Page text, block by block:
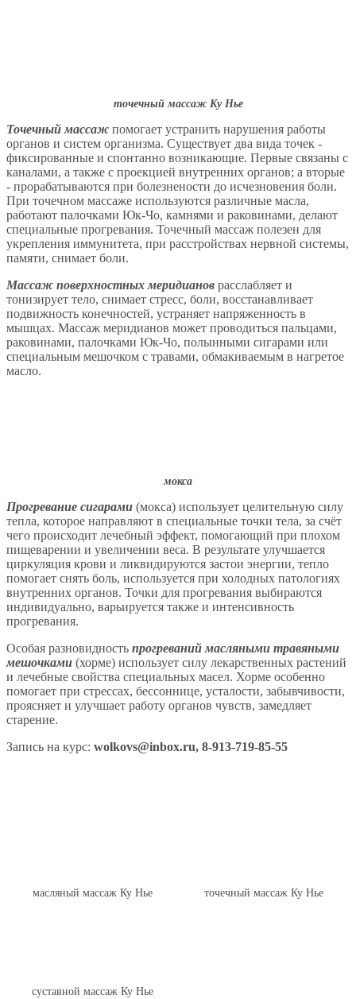
точечный массаж Ку Нье
Точечный массаж помогает устранить нарушения работы
органов и систем организма. Существует два вида точек -
фиксированные и спонтанно возникающие. Первые связаны с
каналами, а также с проекцией внутренних органов; а вторые
- прорабатываются при болезнености до исчезновения боли.
При точечном массаже используются различные масла,
работают палочками Юк-Чо, камнями и раковинами, делают
специальные прогревания. Точечный массаж полезен для
укрепления иммунитета, при расстройствах нервной системы,
памяти, снимает боли.
Массаж поверхностных меридианов расслабляет и
тонизирует тело, снимает стресс, боли, восстанавливает
подвижность конечностей, устраняет напряженность в
мышцах. Массаж меридианов может проводиться пальцами,
раковинами, палочками Юк-Чо, полынными сигарами или
специальным мешочком с травами, обмакиваемым в нагретое
масло.
мокса
Прогревание сигарами (мокса) использует целительную силу
тепла, которое направляют в специальные точки тела, за счёт
чего происходит лечебный эффект, помогающий при плохом
пищеварении и увеличении веса. В результате улучшается
циркуляция крови и ликвидируются застои энергии, тепло
помогает снять боль, используется при холодных патологиях
внутренних органов. Точки для прогревания выбираются
индивидуально, варьируется также и интенсивность
прогревания.
Особая разновидность прогреваний масляными травяными
мешочками (хорме) использует силу лекарственных растений
и лечебные свойства специальных масел. Хорме особенно
помогает при стрессах, бессоннице, усталости, забывчивости,
проясняет и улучшает работу органов чувств, замедляет
старение.
Запись на курс: wolkovs@inbox.ru, 8-913-719-85-55
масляный массаж Ку Нье точечный массаж Ку Нье
суставной массаж Ку Нье